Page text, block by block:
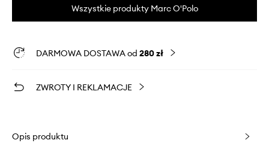
Wszystkie produkty Marc O'Polo
DARMOWA DOSTAWA od 280 zł
ZWROTY I REKLAMACJE
Opis produktu